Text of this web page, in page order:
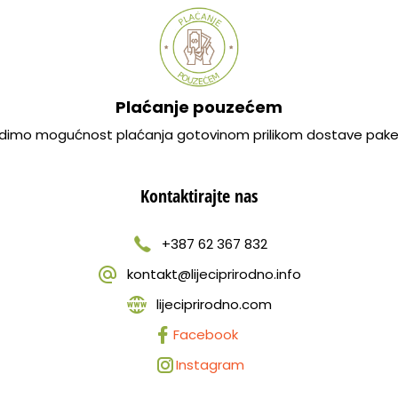
Plaćanje pouzećem
mogućnost plaćanja gotovinom prilikom dostave
Kontaktirajte nas
+387 62 367 832
kontakt@lijeciprirodno.info
lijeciprirodno.com
Facebook
Instagram